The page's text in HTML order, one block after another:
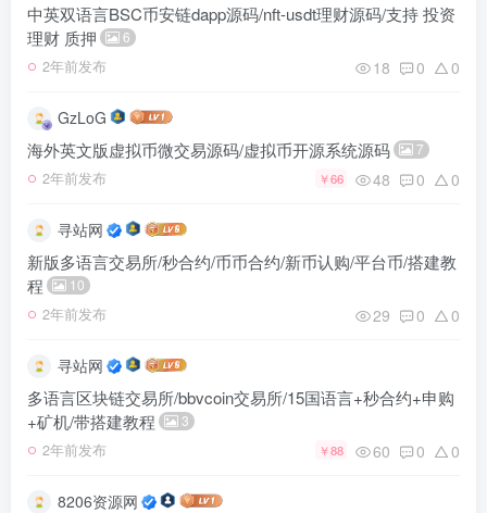
中英双语言BSC币安链dapp源码/nft-usdt理财源码/支持 投资
理财 质押
6
2年前发布 18 0 0
GzLoG
海外英文版虚拟币微交易源码/虚拟币开源系统源码 7
2年前发布 ￥66 48 0 0
寻站网
新版多语言交易所/秒合约/币币合约/新币认购/平台币/搭建教
程
10
2年前发布 29 0 0
寻站网
多语言区块链交易所/bbvcoin交易所/15国语言+秒合约+申购
+矿机/带搭建教程
3
2年前发布 ￥88 60 0 0
8206资源网